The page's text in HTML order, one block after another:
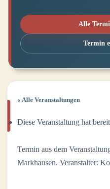
Alle
Termin
« Alle Veranstaltungen
Diese Veranstaltung hat
Termin aus dem
Markhausen. Veranstalter: